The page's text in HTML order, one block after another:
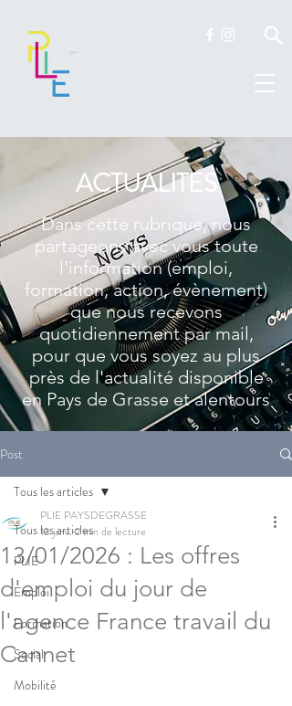
ACTUALITES
Dans cette rubrique, nous
partageons avec vous toute
l'information (emploi,
formation, action, évènement)
que nous recevons
quotidiennement par mail,
pour que vous soyez au plus
près de l'actualité disponible
en Pays de Grasse et alentours
Post
Tous les articles
PLIE
Emploi
Formation
Social
Mobilité
Tous les articles
13/01/2026 : Les offres
d'emploi du jour de
l'agence France travail du
Cannet
PLIE PAYSDEGRASSE
13 janv. 2 min de lecture